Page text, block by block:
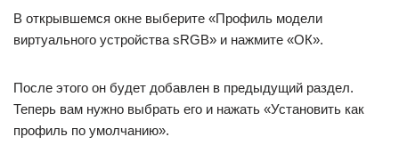
В открывшемся окне выберите «Профиль модели
виртуального устройства sRGB» и нажмите «ОК».
После этого он будет добавлен в предыдущий раздел.
Теперь вам нужно выбрать его и нажать «Установить как
профиль по умолчанию».